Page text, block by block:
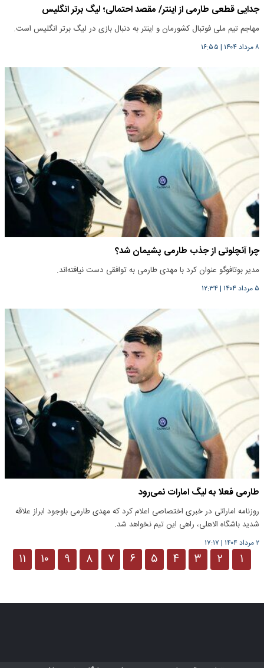
جدایی قطعی طارمی از اینتر/ مقصد احتمالی؛ لیگ برتر انگلیس
مهاجم تیم ملی فوتبال کشورمان و اینتر به دنبال بازی در لیگ برتر انگلیس است.
۸ مرداد ۱۴۰۴ | ۱۶:۵۵
چرا آنچلوتی از جذب طارمی پشیمان شد؟
مدیر بوتافوگو عنوان کرد با مهدی طارمی به توافقی دست نیافته‌اند.
۵ مرداد ۱۴۰۴ |۱۲:۳۴
طارمی فعلا به لیگ امارات نمی‌رود
روزنامه اماراتی در خبری اختصاصی اعلام کرد که مهدی طارمی باوجود ابراز علاقه
شدید باشگاه الاهلی، راهی این تیم نخواهد شد.
۲ مرداد ۱۴۰۴ | ۱۷:۱۷
۱ ۲ ۳ ۴ ۵ ۶ ۷ ۸ ۹ ۱۰ ۱۱